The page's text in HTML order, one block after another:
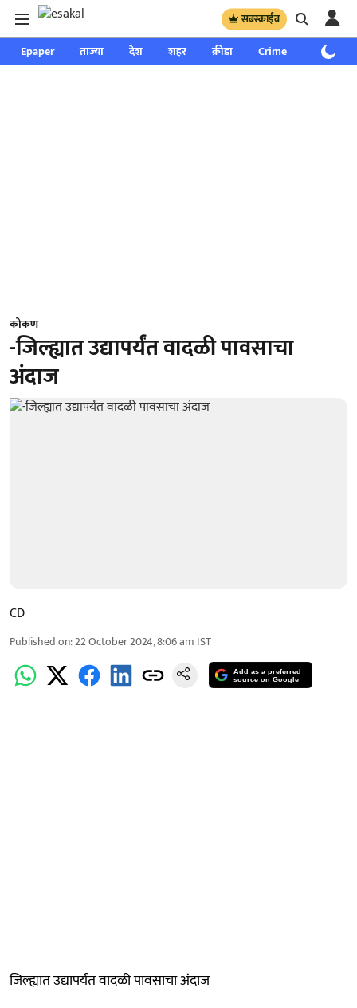
सबस्क्राईब
Epaper ताज्या देश शहर क्रीडा Crime साप्ताहिक
कोकण
-जिल्ह्यात उद्यापर्यंत वादळी पावसाचा
अंदाज
CD
Published on:22 October 2024, 8:06 am IST
Add as a preferred
source on Google
जिल्ह्यात उद्यापर्यंत वादळी पावसाचा अंदाज